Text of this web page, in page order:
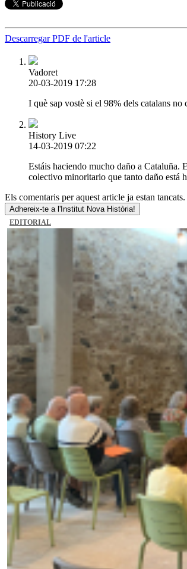
Descarregar PDF de l'article
Vadoret
20-03-2019 17:28
I què sap vostè si el 98% dels catalans
History Live
14-03-2019 07:22
Estáis haciendo mucho daño a Cataluña.
colectivo minoritario que tanto daño está
Els comentaris per aquest article ja estan tancats.
Adhereix-te a l'Institut Nova Història!
EDITORIAL